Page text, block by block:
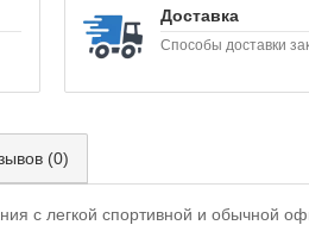
Доставка
Способы доставки
(0)
с легкой спортивной и обычной